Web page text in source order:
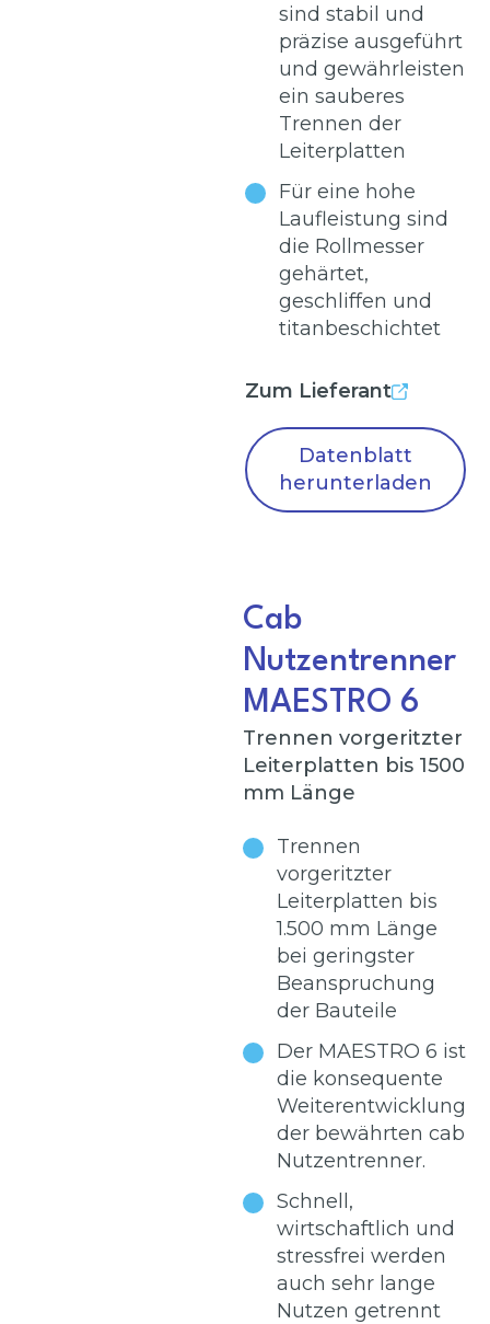
sind stabil und
präzise ausgeführt
und gewährleisten
ein sauberes
Trennen der
Leiterplatten
Für eine hohe
Laufleistung sind
die Rollmesser
gehärtet,
geschliffen und
titanbeschichtet
Zum Lieferant
Datenblatt
herunterladen
Cab
Nutzentrenner
MAESTRO 6
Trennen vorgeritzter
Leiterplatten bis 1500
mm Länge
Trennen
vorgeritzter
Leiterplatten bis
1.500 mm Länge
bei geringster
Beanspruchung
der Bauteile
Der MAESTRO 6 ist
die konsequente
Weiterentwicklung
der bewährten cab
Nutzentrenner.
Schnell,
wirtschaftlich und
stressfrei werden
auch sehr lange
Nutzen getrennt